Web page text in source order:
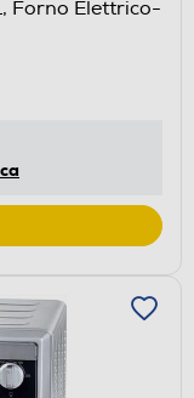
Forno Elettrico-